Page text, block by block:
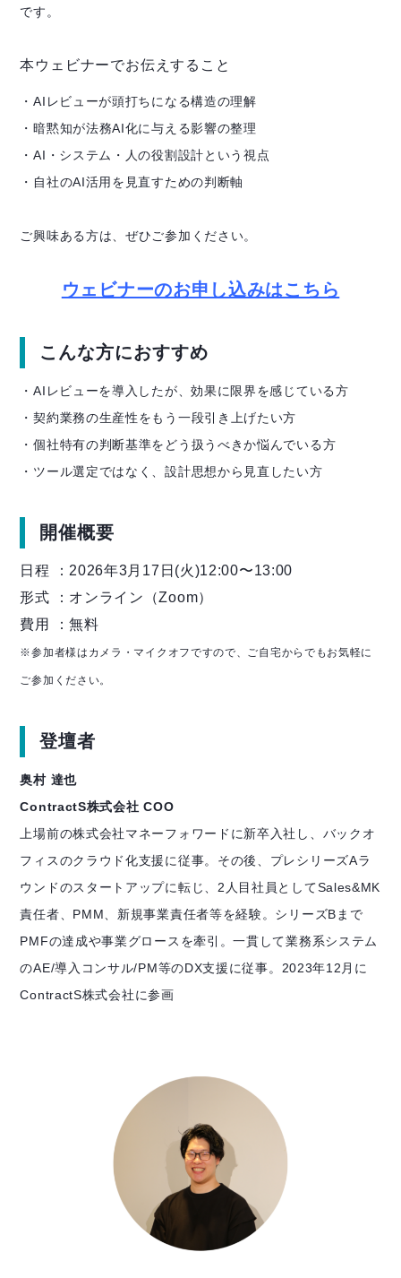
です。
本ウェビナーでお伝えすること
・AIレビューが頭打ちになる構造の理解
・暗黙知が法務AI化に与える影響の整理
・AI・システム・人の役割設計という視点
・自社のAI活用を見直すための判断軸
ご興味ある方は、ぜひご参加ください。
ウェビナーのお申し込みはこちら
こんな方におすすめ
・AIレビューを導入したが、効果に限界を感じている方
・契約業務の生産性をもう一段引き上げたい方
・個社特有の判断基準をどう扱うべきか悩んでいる方
・ツール選定ではなく、設計思想から見直したい方
開催概要
日程 ：2026年3月17日(火)12:00〜13:00
形式 ：オンライン（Zoom）
費用 ：無料
※参加者様はカメラ・マイクオフですので、ご自宅からでもお気軽に
ご参加ください。
登壇者
奥村 達也
ContractS株式会社 COO
上場前の株式会社マネーフォワードに新卒入社し、バックオ
フィスのクラウド化支援に従事。その後、プレシリーズAラ
ウンドのスタートアップに転じ、2人目社員としてSales&MK
責任者、PMM、新規事業責任者等を経験。シリーズBまで
PMFの達成や事業グロースを牽引。一貫して業務系システム
のAE/導入コンサル/PM等のDX支援に従事。2023年12月に
ContractS株式会社に参画